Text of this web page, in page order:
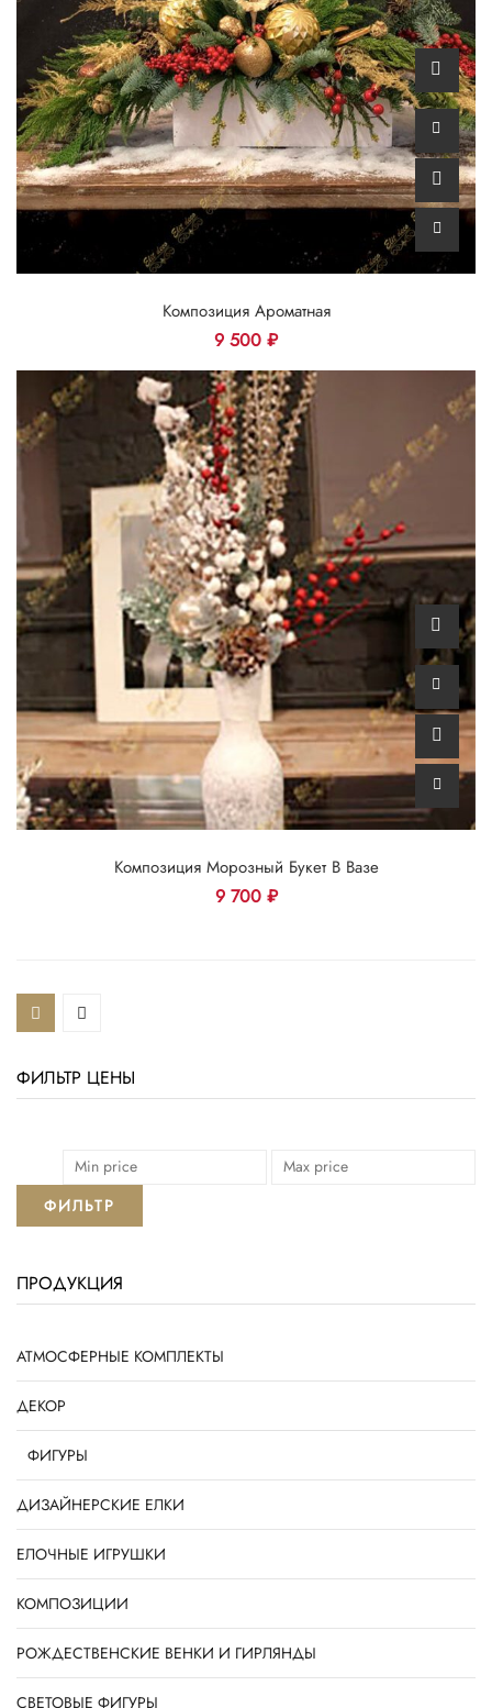
ФИЛЬТР ЦЕНЫ
ФИЛЬТР
ПРОДУКЦИЯ
АТМОСФЕРНЫЕ КОМПЛЕКТЫ
ДЕКОР
ФИГУРЫ
ДИЗАЙНЕРСКИЕ ЕЛКИ
ЕЛОЧНЫЕ ИГРУШКИ
КОМПОЗИЦИИ
РОЖДЕСТВЕНСКИЕ ВЕНКИ И ГИРЛЯНДЫ
СВЕТОВЫЕ ФИГУРЫ
Композиция Ароматная
9 500 ₽
Композиция Морозный Букет В Вазе
9 700 ₽